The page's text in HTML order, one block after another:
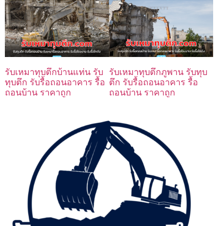
รับเหมาทุบตึกบ้านแท่น รับ
ทุบตึก รับรื้อถอนอาคาร รื้อ
ถอนบ้าน ราคาถูก
รับเหมาทุบตึกภูพาน รับทุบ
ตึก รับรื้อถอนอาคาร รื้อ
ถอนบ้าน ราคาถูก